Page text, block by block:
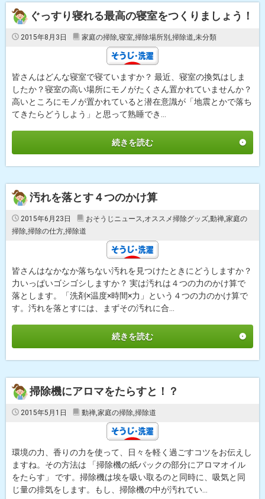
ぐっすり寝れる最高の寝室をつくりましょう！
2015年8月3日 家庭の掃除,寝室,掃除場所別 ,掃除道,未分類
皆さんはどんな寝室で寝ていますか？ 最近、寝室の換気はしま
したか？寝室の高い場所にモノがたくさん置かれていませんか？
高いところにモノが置かれていると潜在意識が「地震とかで落ち
てきたらどうしよう」と思って熟睡でき...
続きを読む
汚れを落とす４つのかけ算
2015年6月23日 おそうじニュース,オススメ掃除グッズ,動禅,家庭の
掃除,掃除の仕方,掃除道
皆さんはなかなか落ちない汚れを見つけたときにどうしますか？
力いっぱいゴシゴシしますか？ 実は汚れは４つの力のかけ算で
落とします。「洗剤×温度×時間×力」という４つの力のかけ算で
す。汚れを落とすには、まずその汚れに合...
続きを読む
掃除機にアロマをたらすと！？
2015年5月1日 動禅,家庭の掃除,掃除道
環境の力、香りの力を使って、日々を軽く過ごすコツをお伝えし
ますね。その方法は 「掃除機の紙パックの部分にアロマオイル
をたらす」 です。掃除機は埃を吸い取るのと同時に、吸気と同
じ量の排気をします。もし、掃除機の中が汚れてい...